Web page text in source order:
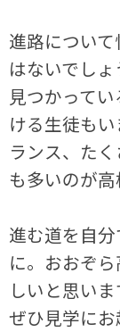
進路につい
はないでし
見つかって
ける生徒も
ランス、た
も多いのが高
進む道を自
に。おおぞ
しいと思い
ぜひ見学にお